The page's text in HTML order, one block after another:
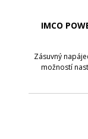
IMCO
Zásuvný
možností